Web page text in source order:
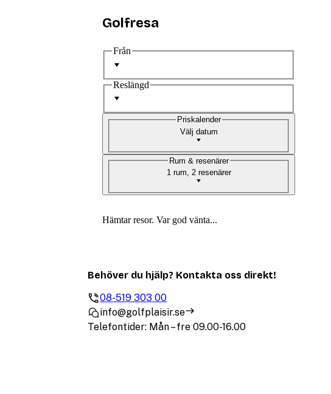
Golfresa
Från
Reslängd
Välj datum
Priskalender
1 rum, 2 resenärer
Rum & resenärer
Hämtar resor. Var god vänta...
Behöver du hjälp? Kontakta oss direkt!
08-519 303 00
info@golfplaisir.se
Telefontider: Mån – fre 09.00-16.00